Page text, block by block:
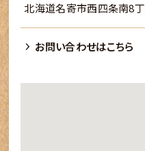
北海道名寄市西四条南8
お問い合わせはこちら